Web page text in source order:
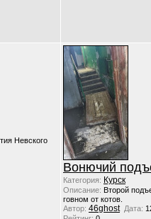
Невского
Вонючий
Категория: Курск
Описание: Второй
говном от котов.
Автор: 46ghost Дата: